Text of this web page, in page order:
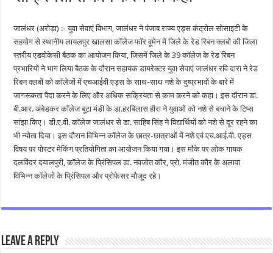
जालंधर (अरोड़ा) :- युवा सेवाएं विभाग, जालंधर ने पंजाब राज्य एड्स कंट्रोल सोसाइटी के
सहयोग से स्थानीय लायलपुर खालसा कॉलेज फॉर वूमेन में जिले के रेड रिबन क्लबों की जिला
स्तरीय एडवोकेसी बैठक का आयोजन किया, जिसमें जिले के 39 कॉलेज के रेड रिबन
प्रभारियों ने भाग लिया बैठक के दौरान सहायक डायरेक्टर युवा सेवाएं जालंधर रवि दारा ने रेड
रिबन क्लबों को कॉलेजों में एचआईवी एड्स के साथ-साथ नशे के दुष्प्रभावों के बारे में
जागरूकता पैदा करने के लिए और अधिक सक्रियता से काम करने को कहा। इस दौरान डा.
बी.आर. अंबेडकर कॉलेज बूटा मंडी के डा.हरबिलास हीरा ने युवाओं को नशे से बचाने के टिप्स
सांझा किए। डी.ए.वी. कॉलेज जालंधर से डा. साहिब सिंह ने विद्यार्थियों को नशे से दूर रहने का
भी न्योता दिया। इस दौरान विभिन्न कॉलेज के छात्र-छात्राओं में नशे एवं एच.आई.वी. एड्स
विषय पर पोस्टर मेकिंग प्रतियोगिता का आयोजन किया गया। इस मौके पर लोक गायक
दलविंदर दयालपुरी, कॉलेज के प्रिंसिपल डा. नवजोत कौर, प्रो. मंजीत कौर के अलावा
विभिन्न कॉलेजों के प्रिंसिपल और प्रोफेसर मौजूद रहे।
Leave a Reply